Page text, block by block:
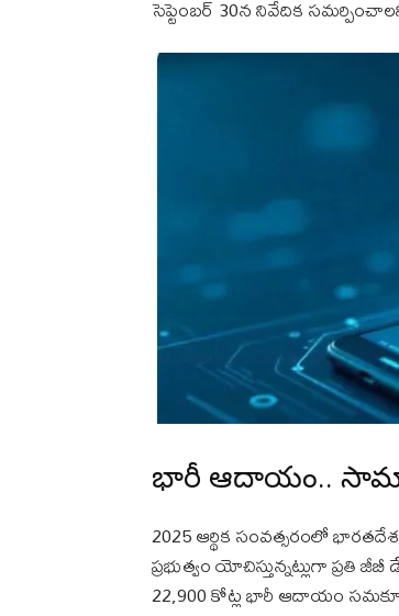
సెప్టెంబర్ 30న నివేదిక
భారీ ఆదాయం..
2025 ఆర్థిక సంవత్సరంలో
ప్రభుత్వం యోచిస్తున్నట్లుగా ప్రతి
22,900 కోట్ల భారీ ఆదాయం